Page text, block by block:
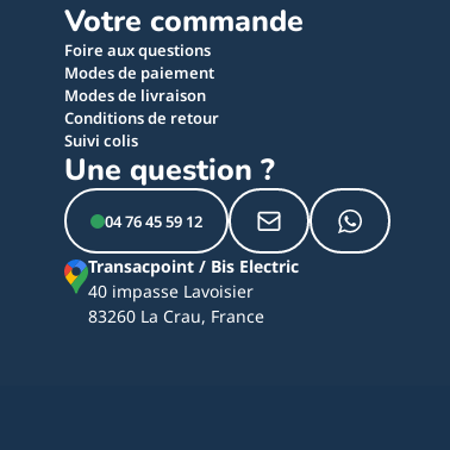
Votre commande
Foire aux questions
Modes de paiement
Modes de livraison
Conditions de retour
Suivi colis
Une question ?
04 76 45 59 12
Transacpoint / Bis Electric
40 impasse Lavoisier
83260 La Crau, France